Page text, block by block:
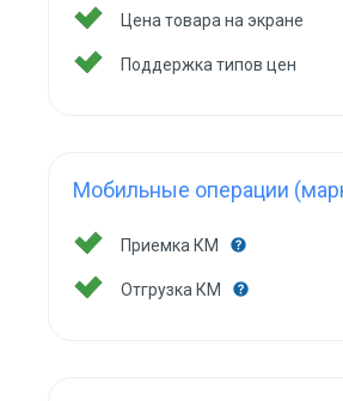
Цена товара на экране
Поддержка типов цен
Мобильные операции
Приемка КМ
Отгрузка КМ